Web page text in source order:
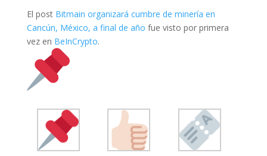
El post Bitmain organizará cumbre de minería en
Cancún, México, a final de año fue visto por primera
vez en BeInCrypto.